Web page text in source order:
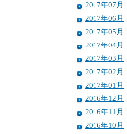
2017年07月
2017年06月
2017年05月
2017年04月
2017年03月
2017年02月
2017年01月
2016年12月
2016年11月
2016年10月